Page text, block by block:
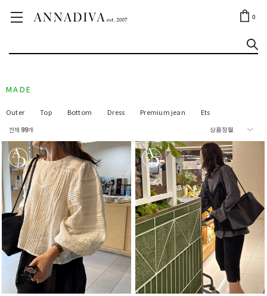
0
ANNA JEWELRY
MADE
Outer Top Bottom Dress Premium jean Ets
전체 99개